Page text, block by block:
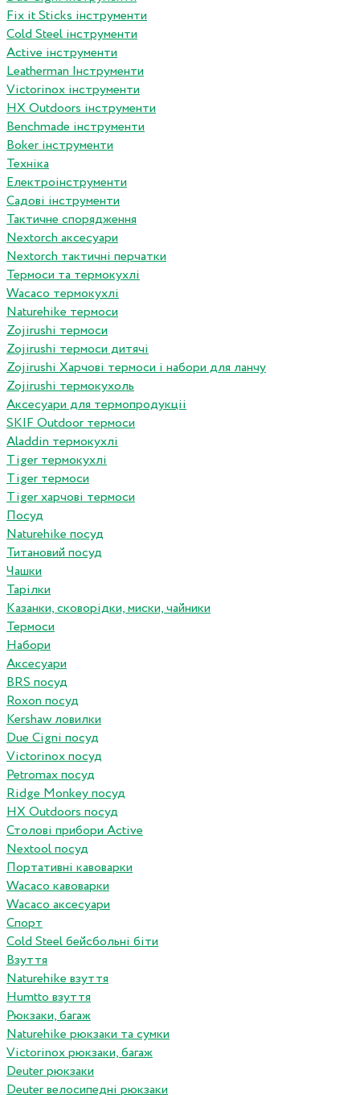
Fix it Sticks інструменти
Сold Steel інструменти
Active інструменти
Leatherman Інструменти
Victorinox інструменти
HX Outdoors інструменти
Benchmade інструменти
Boker інструменти
Техніка
Електроінструменти
Садові інструменти
Тактичне спорядження
Nextorch аксесуари
Nextorch тактичні перчатки
Термоси та термокухлі
Wacaco термокухлі
Naturehike термоси
Zojirushi термоси
Zojirushi термоси дитячі
Zojirushi Харчові термоси і набори для ланчу
Zojirushi термокухоль
Аксесуари для термопродукціі
SKIF Outdoor термоси
Aladdin термокухлі
Tiger термокухлі
Tiger термоси
Tiger харчові термоси
Посуд
Naturehike посуд
Титановий посуд
Чашки
Тарілки
Казанки, сковорідки, миски, чайники
Термоси
Набори
Аксесуари
BRS посуд
Roxon посуд
Kershaw ловилки
Due Cigni посуд
Victorinox посуд
Petromax посуд
Ridge Monkey посуд
HX Outdoors посуд
Столові прибори Active
Nextool посуд
Портативні кавоварки
Wacaco кавоварки
Wacaco аксесуари
Спорт
Cold Steel бейсбольні біти
Взуття
Naturehike взуття
Humtto взуття
Рюкзаки, багаж
Naturehike рюкзаки та сумки
Victorinox рюкзаки, багаж
Deuter рюкзаки
Deuter велосипедні рюкзаки